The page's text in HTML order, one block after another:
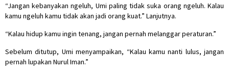
“Jangan kebanyakan ngeluh, Umi paling tidak suka orang ngeluh. Kalau
kamu ngeluh kamu tidak akan jadi orang kuat.” Lanjutnya.
“Kalau hidup kamu ingin tenang, jangan pernah melanggar peraturan.”
Sebelum ditutup, Umi menyampaikan, “Kalau kamu nanti lulus, jangan
pernah lupakan Nurul Iman.”